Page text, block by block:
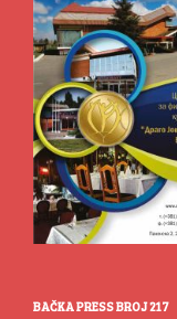
BAČKA PRESS BROJ 217